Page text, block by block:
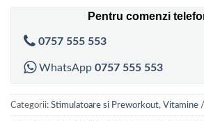
Pentru comenzi
0757 555 553
WhatsApp 0757 555 553
Categorii: Stimulatoare si Preworkout, Vitamine